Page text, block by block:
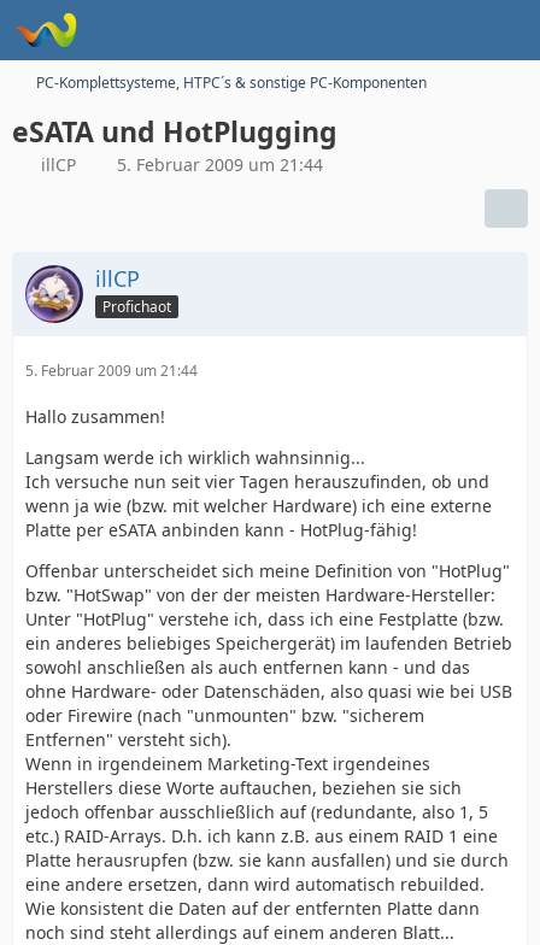
PC-Komplettsysteme, HTPC´s & sonstige PC-Komponenten
eSATA und HotPlugging
illCP 5. Februar 2009 um 21:44
illCP
Profichaot
5. Februar 2009 um 21:44
Hallo zusammen!
Langsam werde ich wirklich wahnsinnig...
Ich versuche nun seit vier Tagen herauszufinden, ob und
wenn ja wie (bzw. mit welcher Hardware) ich eine externe
Platte per eSATA anbinden kann - HotPlug-fähig!
Offenbar unterscheidet sich meine Definition von "HotPlug"
bzw. "HotSwap" von der der meisten Hardware-Hersteller:
Unter "HotPlug" verstehe ich, dass ich eine Festplatte (bzw.
ein anderes beliebiges Speichergerät) im laufenden Betrieb
sowohl anschließen als auch entfernen kann - und das
ohne Hardware- oder Datenschäden, also quasi wie bei USB
oder Firewire (nach "unmounten" bzw. "sicherem
Entfernen" versteht sich).
Wenn in irgendeinem Marketing-Text irgendeines
Herstellers diese Worte auftauchen, beziehen sie sich
jedoch offenbar ausschließlich auf (redundante, also 1, 5
etc.) RAID-Arrays. D.h. ich kann z.B. aus einem RAID 1 eine
Platte herausrupfen (bzw. sie kann ausfallen) und sie durch
eine andere ersetzen, dann wird automatisch rebuilded.
Wie konsistent die Daten auf der entfernten Platte dann
noch sind steht allerdings auf einem anderen Blatt...